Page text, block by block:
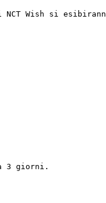
NCT Wish si
3 giorni.